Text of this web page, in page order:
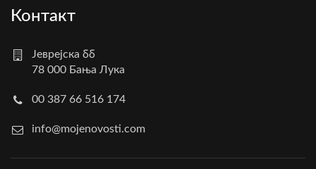
Контакт
Јеврејска бб
78 000 Бања Лука
00 387 66 516 174
info@mojenovosti.com